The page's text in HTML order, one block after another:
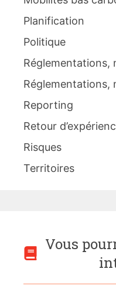
Planification
Politique
Réglementations,
Réglementations,
Reporting
Retour
Risques
Territoires
Vous